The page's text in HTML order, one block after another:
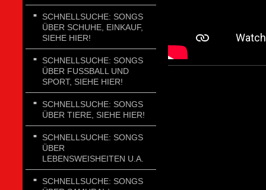
SCHNELLSUCHE: SONGS
ÜBER SCHUHE, EINKAUF,
SIEHE HIER!
SCHNELLSUCHE: SONGS
ÜBER FUSSBALL UND
SPORT, SIEHE HIER!
SCHNELLSUCHE: SONGS
ÜBER TIERE, SIEHE HIER!
SCHNELLSUCHE: SONGS
ÜBER
LEBENSWEISHEITEN U.A.
SCHNELLSUCHE: SONGS